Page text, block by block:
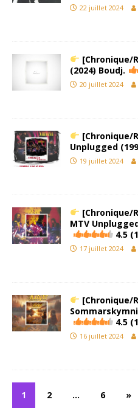
22 juillet 2024
[Chronique/
(2024) Boudj.
20 juillet 2024
[Chronique/
Unplugged
19 juillet 2024
[Chronique/
MTV
4.5
17 juillet 2024
[Chronique/
4.5
16 juillet 2024
1 2 … 6 »